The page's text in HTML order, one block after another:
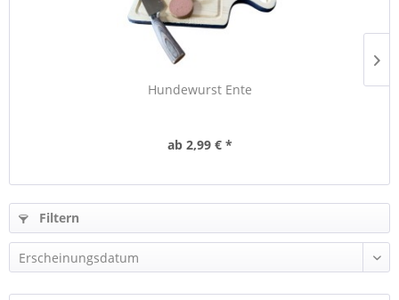
Hundewurst Ente
ab 2,99 € *
Filtern